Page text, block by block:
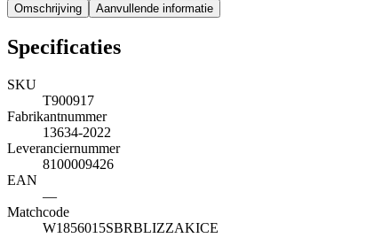
Omschrijving
Aanvullende informatie
Specificaties
SKU
T900917
Fabrikantnummer
13634-2022
Leveranciernummer
8100009426
EAN
—
Matchcode
W1856015SBRBLIZZAKICE